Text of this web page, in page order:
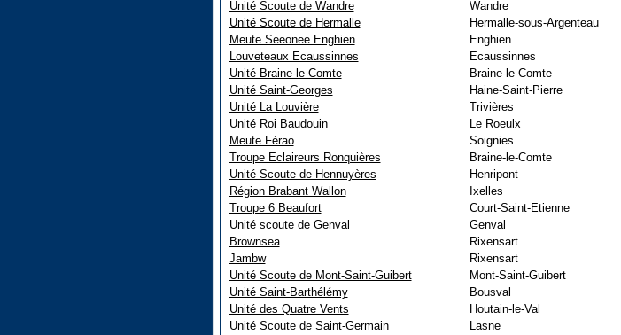
Unité Scoute de Wandre
Wandre
Unité Scoute de Hermalle
Hermalle-sous-Argenteau
Meute Seeonee Enghien
Enghien
Louveteaux Ecaussinnes
Ecaussinnes
Unité Braine-le-Comte
Braine-le-Comte
Unité Saint-Georges
Haine-Saint-Pierre
Unité La Louvière
Trivières
Unité Roi Baudouin
Le Roeulx
Meute Férao
Soignies
Troupe Eclaireurs Ronquières
Braine-le-Comte
Unité Scoute de Hennuyères
Henripont
Région Brabant Wallon
Ixelles
Troupe 6 Beaufort
Court-Saint-Etienne
Unité scoute de Genval
Genval
Brownsea
Rixensart
Jambw
Rixensart
Unité Scoute de Mont-Saint-Guibert
Mont-Saint-Guibert
Unité Saint-Barthélémy
Bousval
Unité des Quatre Vents
Houtain-le-Val
Unité Scoute de Saint-Germain
Lasne